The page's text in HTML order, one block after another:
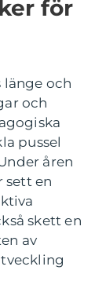
för
länge och
och
pussel
åren
sett en
skett en
av